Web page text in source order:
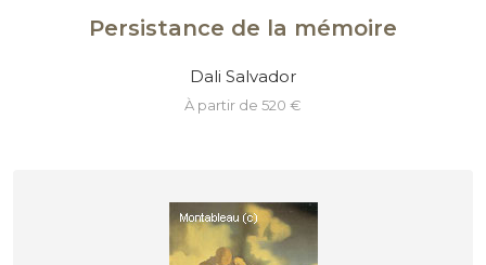
Persistance de la mémoire
Dali Salvador
à partir de 520 €